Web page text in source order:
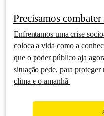
Precisamos
Enfrentamos uma crise
coloca a vida como a
que o poder público aja
situação pede, para
clima e o amanhã.